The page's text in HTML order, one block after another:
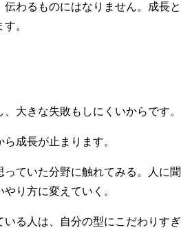
わるものにはなりません。成長
。
大きな失敗もしにくいからです。
成長が止まります。
ていた分野に触れてみる。人に
り方に変えていく。
る人は、自分の型にこだわりすぎ